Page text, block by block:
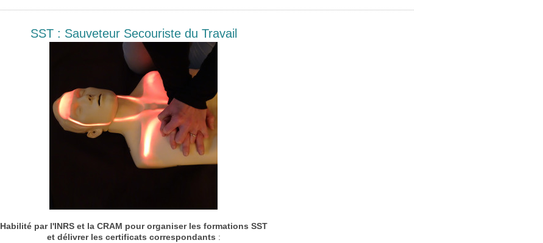
SST : Sauveteur Secouriste du Travail
Habilité par l'INRS et la CRAM pour organiser les formations SST
et délivrer les certificats correspondants :